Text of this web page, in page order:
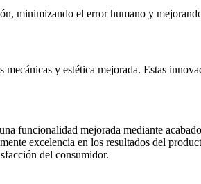
minimizando el error humano y
y estética mejorada. Estas
funcionalidad mejorada mediante
excelencia en los resultados del
del consumidor.